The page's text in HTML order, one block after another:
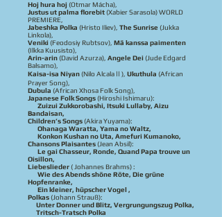
Hoj hura hoj (Otmar Mácha),
Justus ut palma florebit(Xabier Sarasola) WORLD
PREMIERE,
Jabeshka Polka (Hristo Iliev), The Sunrise (Jukka
Linkola),
Veniki(Feodosiy Rubtsov), Mä kanssa paimenten
(Ilkka Kuusisto),
Arin-arin(David Azurza), Angele Dei(Jude Edgard
Balsamo),
Kaisa-isa Niyan(Nilo AlcalaⅡ), Ukuthula (African
Prayer Song),
Dubula (African Xhosa Folk Song),
Japanese Folk Songs(Hiroshi Ishimaru):
Zuizui Zukkorobashi, Itsuki Lullaby, Aizu
Bandaisan,
Children’s Songs(Akira Yuyama):
Ohanaga Waratta, Yama no Waltz,
Konkon Kushan no Uta, Amefuri Kumanoko,
Chansons Plaisantes(Jean Absil):
Le gai Chasseur, Ronde, Quand Papa trouve un
Oisillon,
Liebeslieder( Johannes Brahms) :
Wie des Abends shöne Röte, Die grüne
Hopfenranke,
Ein kleiner, hüpscher Vogel ,
Polkas(Johann Strauß):
Unter Donner und Blitz, Vergrungungszug Polka,
Tritsch-Tratsch Polka